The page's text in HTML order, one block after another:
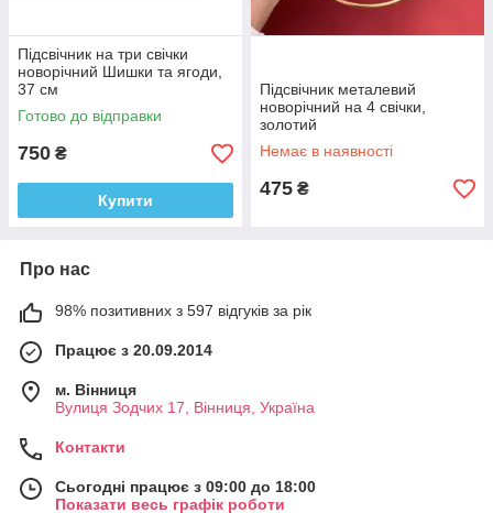
Підсвічник на три свічки
новорічний Шишки та ягоди,
37 см
Готово до відправки
750 ₴
Купити
Підсвічник металевий
новорічний на 4 свічки,
золотий
Немає в наявності
475 ₴
Про нас
98% позитивних з 597 відгуків за рік
Працює з 20.09.2014
м. Вінниця
Вулиця Зодчих 17, Вінниця, Україна
Контакти
Сьогодні працює з 09:00 до 18:00
Показати весь графік роботи